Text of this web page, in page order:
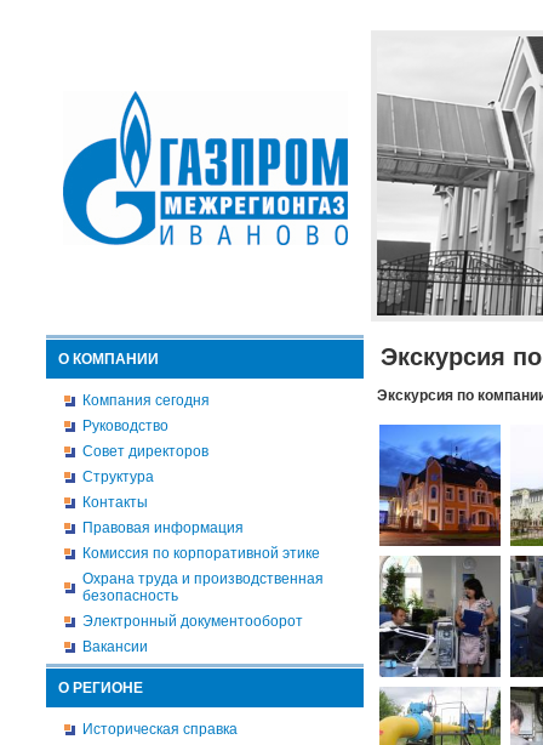
О КОМПАНИИ
Компания сегодня
Руководство
Совет директоров
Структура
Контакты
Правовая информация
Комиссия по корпоративной этике
Охрана труда и производственная
безопасность
Электронный документооборот
Вакансии
О РЕГИОНЕ
Историческая справка
Экскурсия
Экскурсия по